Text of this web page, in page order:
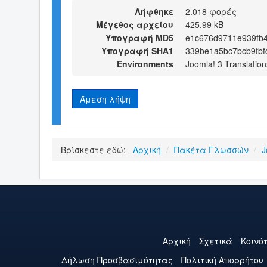
Λήφθηκε
2.018 φορές
Μέγεθος αρχείου
425,99 kB
Υπογραφή MD5
Υπογραφή SHA1
Environments
Joomla! 3
Άμεση λήψη
Βρίσκεστε εδώ: Αρχική / Πακέτα Γλωσσών /
Αρχική Σχετικά
Δήλωση Προσβασιμότητας
Πολιτική Aπορρήτου